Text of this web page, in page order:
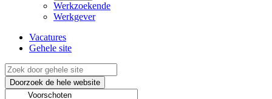
Werkzoekende
Werkgever
Vacatures
Gehele site